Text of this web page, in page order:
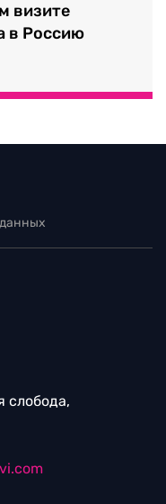
визите
в Россию
слобода,